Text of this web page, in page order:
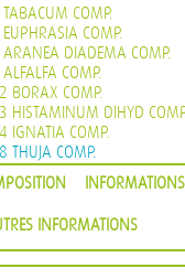
COMP.
COMP.
DIADEMA COMP.
COMP.
BORAX COMP.
HISTAMINUM DIHYD
IGNATIA COMP.
THUJA COMP.
SILICEA COMP.
CHININUM SULF COMP.
ECHINACEA COMP.
INFORMATIONS